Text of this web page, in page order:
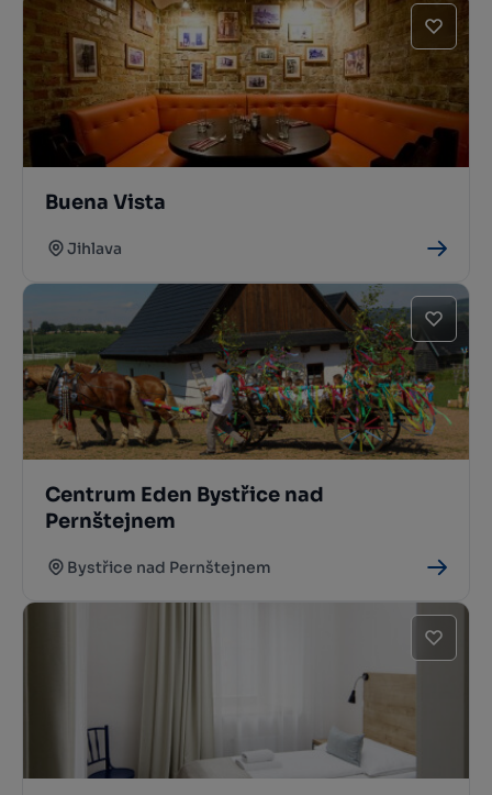
Buena Vista
Jihlava
Centrum Eden Bystřice nad
Pernštejnem
Bystřice nad Pernštejnem